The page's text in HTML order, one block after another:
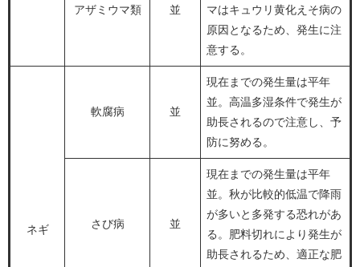
アザミウマ類 並
マはキュウリ黄化えそ病の
原因となるため、発生に注
意する。
ネギ
軟腐病 並
現在までの発生量は平年
並。高温多湿条件で発生が
助長されるので注意し、予
防に努める。
さび病 並
現在までの発生量は平年
並。秋が比較的低温で降雨
が多いと多発する恐れがあ
る。肥料切れにより発生が
助長されるため、適正な肥